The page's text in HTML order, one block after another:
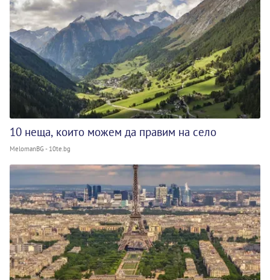
10 неща, които можем да правим на село
MelomanBG - 10te.bg